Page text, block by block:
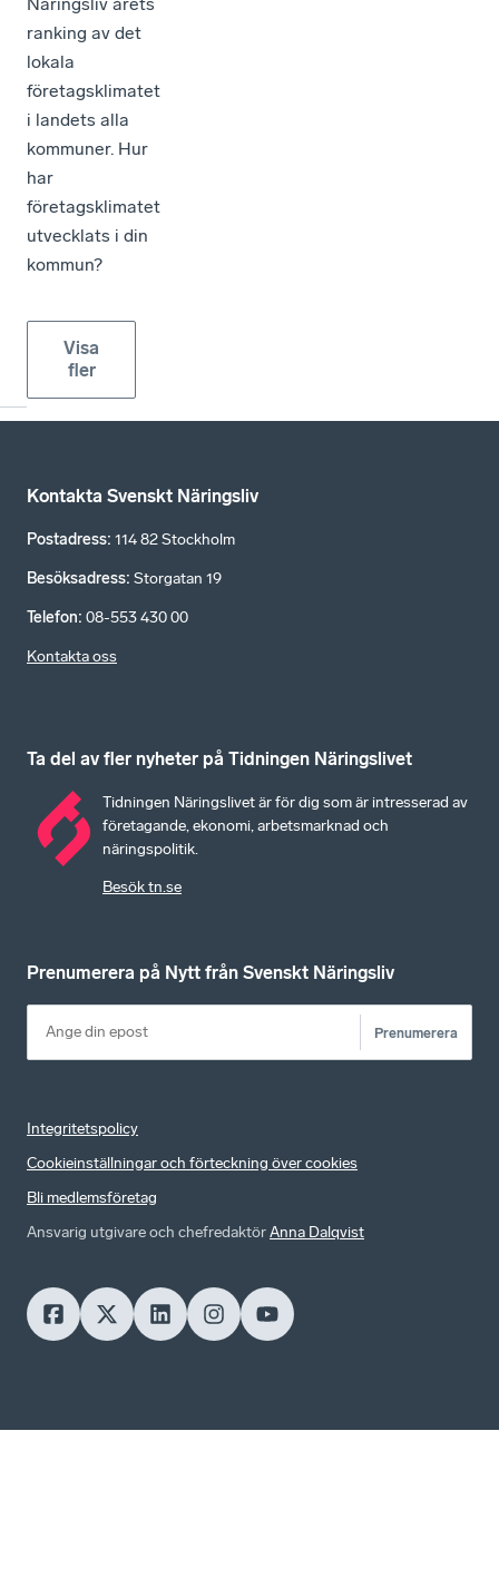
ranking av det
lokala
företagsklimatet
i landets alla
kommuner. Hur
har
företagsklimatet
utvecklats i din
kommun?
Visa
fler
Kontakta Svenskt Näringsliv
Postadress: 114 82 Stockholm
Besöksadress: Storgatan 19
Telefon: 08-553 430 00
Kontakta oss
Ta del av fler nyheter på Tidningen Näringslivet
Tidningen Näringslivet är för dig som är intresserad av
företagande, ekonomi, arbetsmarknad och
näringspolitik.
Besök tn.se
Prenumerera på Nytt från Svenskt Näringsliv
Prenumerera
Integritetspolicy
Cookieinställningar och förteckning över cookies
Bli medlemsföretag
Ansvarig utgivare och chefredaktörAnna Dalqvist